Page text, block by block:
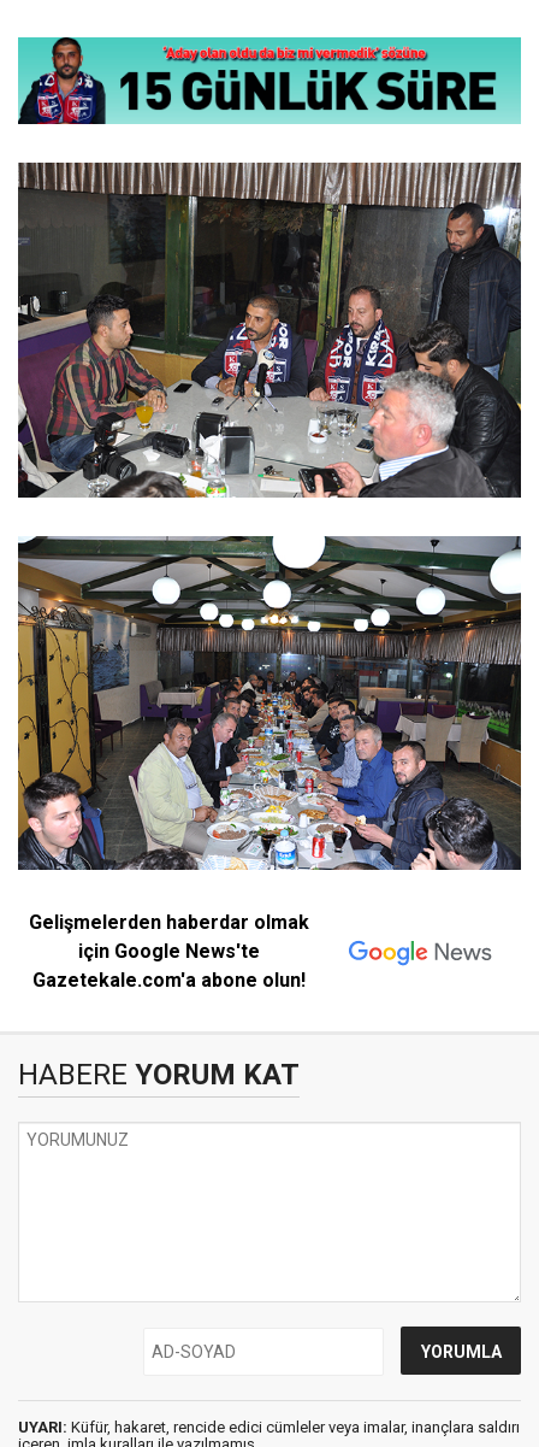
Gelişmelerden haberdar olmak
için Google News'te
Gazetekale.com'a abone olun!
HABERE YORUM KAT
UYARI: Küfür, hakaret, rencide edici cümleler veya imalar, inançlara saldırı